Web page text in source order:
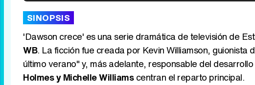
SINOPSIS
'Dawson crece' es una serie dramática de televisión de
WB. La ficción fue creada por Kevin Williamson, guionista
último verano" y, más adelante, responsable del
Holmes y Michelle Williamscentran el reparto principal.